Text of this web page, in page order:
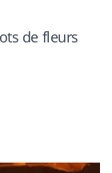
de fleurs